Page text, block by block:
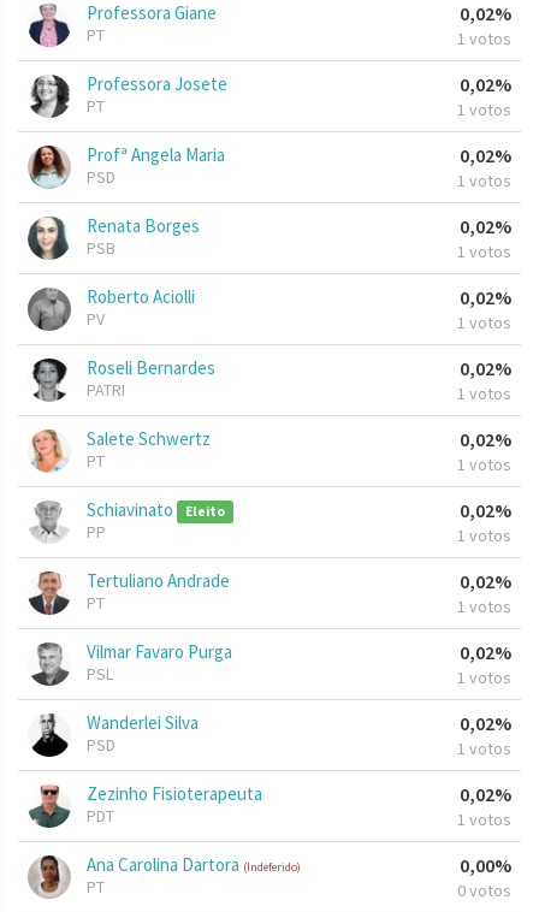
Professora Giane
PT
0,02%
1 votos
Professora Josete
PT
0,02%
1 votos
Profª Angela Maria
PSD
0,02%
1 votos
Renata Borges
PSB
0,02%
1 votos
Roberto Aciolli
PV
0,02%
1 votos
Roseli Bernardes
PATRI
0,02%
1 votos
Salete Schwertz
PT
0,02%
1 votos
Schiavinato Eleito
PP
0,02%
1 votos
Tertuliano Andrade
PT
0,02%
1 votos
Vilmar Favaro Purga
PSL
0,02%
1 votos
Wanderlei Silva
PSD
0,02%
1 votos
Zezinho Fisioterapeuta
PDT
0,02%
1 votos
Ana Carolina Dartora (Indeferido)
PT
0,00%
0 votos